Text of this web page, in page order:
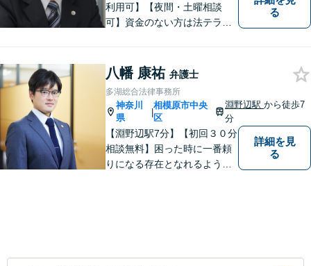
利用可】【夜間・土曜相談
可】資金のない方は法テラス
す。住宅ローンの支払で悩ま
れている方も一度ご相談くだ
さい。最高の結果が出せるよ
う自己研鑽を怠らず質の高い
仕事を目指します。
る
八幡 康祐 弁護士
多湖総合法律事務所
神奈川
県
|
相模原市中央
区
淵野辺駅から徒歩7
分
【淵野辺駅7分】【初回３０分
相談無料】困った時に一番頼
りになる存在となれるよう、
詳細を見
る